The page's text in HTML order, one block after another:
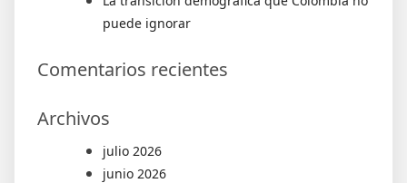
puede ignorar
Comentarios recientes
Archivos
julio 2026
junio 2026